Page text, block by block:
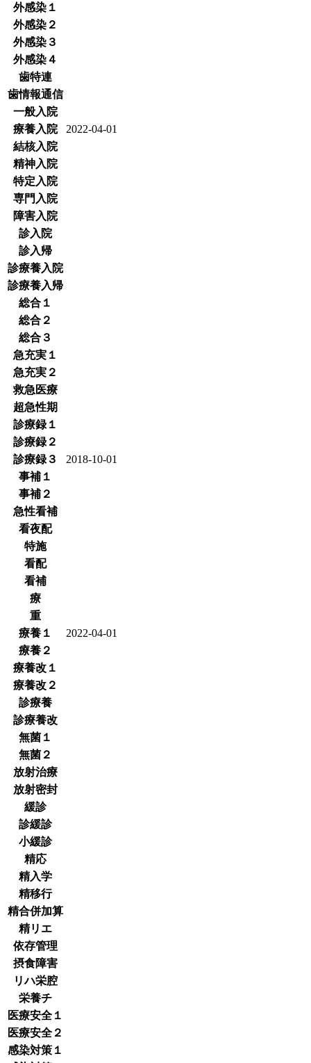
外感染１
外感染２
外感染３
外感染４
歯特連
歯情報通信
一般入院
療養入院
2022-04-01
結核入院
精神入院
特定入院
専門入院
障害入院
診入院
診入帰
診療養入院
診療養入帰
総合１
総合２
総合３
急充実１
急充実２
救急医療
超急性期
診療録１
診療録２
診療録３
2018-10-01
事補１
事補２
急性看補
看夜配
特施
看配
看補
療
重
療養１
2022-04-01
療養２
療養改１
療養改２
診療養
診療養改
無菌１
無菌２
放射治療
放射密封
緩診
診緩診
小緩診
精応
精入学
精移行
精合併加算
精リエ
依存管理
摂食障害
リハ栄腔
栄養チ
医療安全１
医療安全２
感染対策１